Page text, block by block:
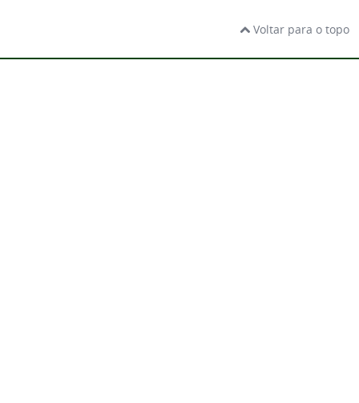
Voltar para o topo